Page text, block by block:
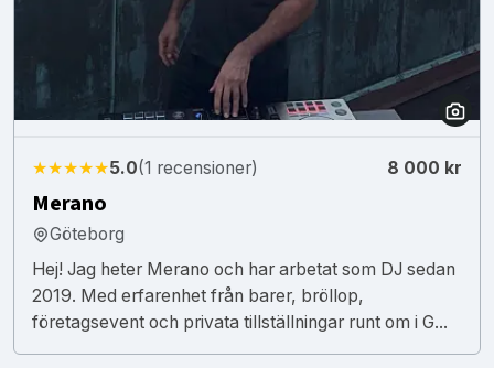
★★★★★5.0(1 recensioner) 8 000 kr
Merano
Göteborg
Hej! Jag heter Merano och har arbetat som DJ sedan
2019. Med erfarenhet från barer, bröllop,
företagsevent och privata tillställningar runt om i G...